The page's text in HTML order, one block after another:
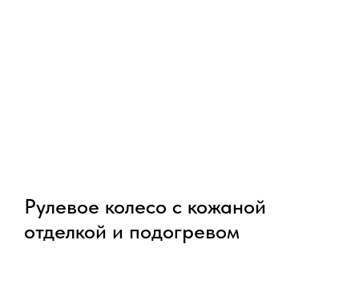
Рулевое колесо с кожаной
отделкой и подогревом